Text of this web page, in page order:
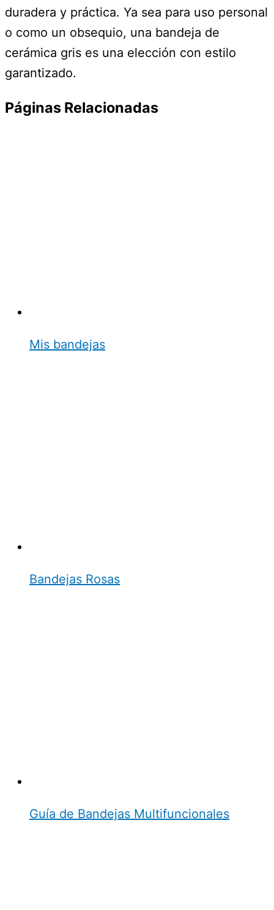
duradera y práctica. Ya sea para uso personal
o como un obsequio, una bandeja de
cerámica gris es una elección con estilo
garantizado.
Páginas Relacionadas
Mis bandejas
Bandejas Rosas
Guía de Bandejas Multifuncionales